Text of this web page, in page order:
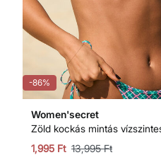
-86%
Women'secret
Zöld kockás mintás
1,995 Ft 13,995 Ft